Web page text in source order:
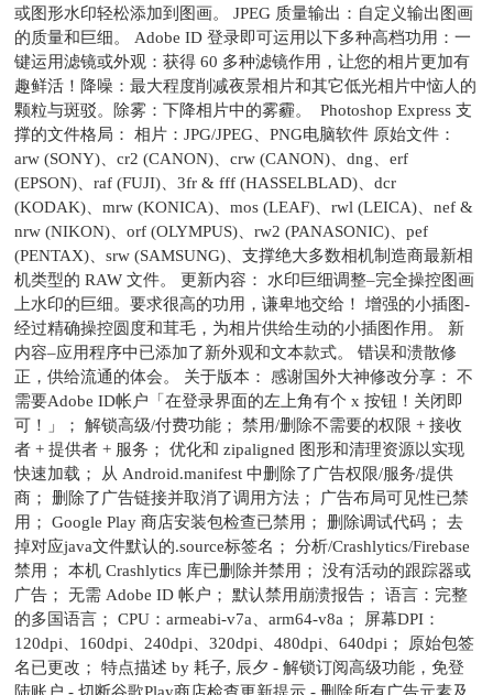
或图形水印轻松添加到图画。 JPEG 质量输出：自定义输出图画
的质量和巨细。 Adobe ID 登录即可运用以下多种高档功用：一
键运用滤镜或外观：获得 60 多种滤镜作用，让您的相片更加有
趣鲜活！降噪：最大程度削减夜景相片和其它低光相片中恼人的
颗粒与斑驳。除雾：下降相片中的雾霾。 Photoshop Express 支
撑的文件格局： 相片：JPG/JPEG、PNG电脑软件 原始文件：
arw (SONY)、cr2 (CANON)、crw (CANON)、dng、erf
(EPSON)、raf (FUJI)、3fr & fff (HASSELBLAD)、dcr
(KODAK)、mrw (KONICA)、mos (LEAF)、rwl (LEICA)、nef &
nrw (NIKON)、orf (OLYMPUS)、rw2 (PANASONIC)、pef
(PENTAX)、srw (SAMSUNG)、支撑绝大多数相机制造商最新相
机类型的 RAW 文件。 更新内容： 水印巨细调整–完全操控图画
上水印的巨细。要求很高的功用，谦卑地交给！ 增强的小插图-
经过精确操控圆度和茸毛，为相片供给生动的小插图作用。 新
内容–应用程序中已添加了新外观和文本款式。 错误和溃散修
正，供给流通的体会。 关于版本： 感谢国外大神修改分享： 不
需要Adobe ID帐户「在登录界面的左上角有个 x 按钮！关闭即
可！」； 解锁高级/付费功能； 禁用/删除不需要的权限 + 接收
者 + 提供者 + 服务； 优化和 zipaligned 图形和清理资源以实现
快速加载； 从 Android.manifest 中删除了广告权限/服务/提供
商； 删除了广告链接并取消了调用方法； 广告布局可见性已禁
用； Google Play 商店安装包检查已禁用； 删除调试代码； 去
掉对应java文件默认的.source标签名； 分析/Crashlytics/Firebase
禁用； 本机 Crashlytics 库已删除并禁用； 没有活动的跟踪器或
广告； 无需 Adobe ID 帐户； 默认禁用崩溃报告； 语言：完整
的多国语言； CPU：armeabi-v7a、arm64-v8a； 屏幕DPI：
120dpi、160dpi、240dpi、320dpi、480dpi、640dpi； 原始包签
名已更改； 特点描述 by 耗子, 辰夕 - 解锁订阅高级功能，免登